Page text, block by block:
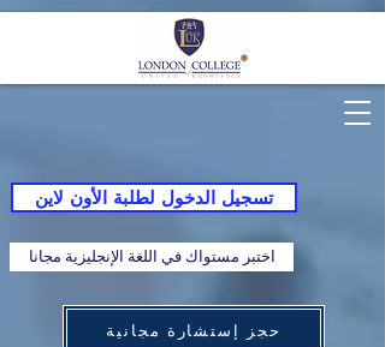
تسجيل الدخول لطلبة الأون لاين
اختبر مستواك في اللغة الإنجليزية مجانا
حجز إستشارة مجانية